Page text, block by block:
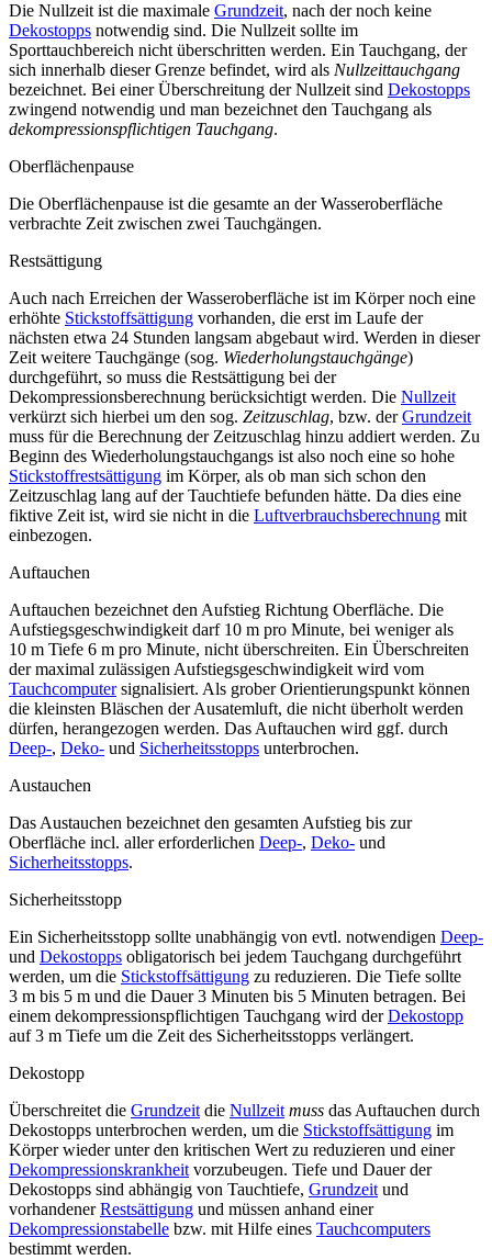
Die Nullzeit ist die maximale Grundzeit, nach der noch keine
Dekostopps notwendig sind. Die Nullzeit sollte im
Sporttauchbereich nicht überschritten werden. Ein Tauchgang, der
sich innerhalb dieser Grenze befindet, wird als Nullzeittauchgang
bezeichnet. Bei einer Überschreitung der Nullzeit sind Dekostopps
zwingend notwendig und man bezeichnet den Tauchgang als
dekompressionspflichtigen Tauchgang.
Oberflächenpause
Die Oberflächenpause ist die gesamte an der Wasseroberfläche
verbrachte Zeit zwischen zwei Tauchgängen.
Restsättigung
Auch nach Erreichen der Wasseroberfläche ist im Körper noch eine
erhöhte Stickstoffsättigung vorhanden, die erst im Laufe der
nächsten etwa 24 Stunden langsam abgebaut wird. Werden in dieser
Zeit weitere Tauchgänge (sog. Wiederholungstauchgänge)
durchgeführt, so muss die Restsättigung bei der
Dekompressionsberechnung berücksichtigt werden. Die Nullzeit
verkürzt sich hierbei um den sog. Zeitzuschlag, bzw. derGrundzeit
muss für die Berechnung der Zeitzuschlag hinzu addiert werden. Zu
Beginn des Wiederholungstauchgangs ist also noch eine so hohe
Stickstoffrestsättigung im Körper, als ob man sich schon den
Zeitzuschlag lang auf der Tauchtiefe befunden hätte. Da dies eine
fiktive Zeit ist, wird sie nicht in die Luftverbrauchsberechnung mit
einbezogen.
Auftauchen
Auftauchen bezeichnet den Aufstieg Richtung Oberfläche. Die
Aufstiegsgeschwindigkeit darf 10 m pro Minute, bei weniger als
10 m Tiefe 6 m pro Minute, nicht überschreiten. Ein Überschreiten
der maximal zulässigen Aufstiegsgeschwindigkeit wird vom
Tauchcomputersignalisiert. Als grober Orientierungspunkt können
die kleinsten Bläschen der Ausatemluft, die nicht überholt werden
dürfen, herangezogen werden. Das Auftauchen wird ggf. durch
Deep-, Deko- und Sicherheitsstopps unterbrochen.
Austauchen
Das Austauchen bezeichnet den gesamten Aufstieg bis zur
Oberfläche incl. aller erforderlichen Deep-, Deko- und
Sicherheitsstopps.
Sicherheitsstopp
Ein Sicherheitsstopp sollte unabhängig von evtl. notwendigen Deep-
und Dekostopps obligatorisch bei jedem Tauchgang durchgeführt
werden, um die Stickstoffsättigung zu reduzieren. Die Tiefe sollte
3 m bis 5 m und die Dauer 3 Minuten bis 5 Minuten betragen. Bei
einem dekompressionspflichtigen Tauchgang wird derDekostopp
auf 3 m Tiefe um die Zeit des Sicherheitsstopps verlängert.
Dekostopp
Überschreitet die Grundzeit die Nullzeit muss das Auftauchen durch
Dekostopps unterbrochen werden, um die Stickstoffsättigung im
Körper wieder unter den kritischen Wert zu reduzieren und einer
Dekompressionskrankheit vorzubeugen. Tiefe und Dauer der
Dekostopps sind abhängig von Tauchtiefe, Grundzeit und
vorhandenerRestsättigung und müssen anhand einer
Dekompressionstabelle bzw. mit Hilfe eines Tauchcomputers
bestimmt werden.